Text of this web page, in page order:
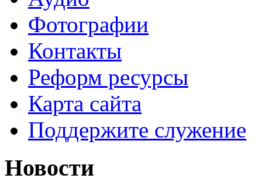
Фотографии
Контакты
Реформ ресурсы
Карта сайта
Поддержите служение
Новости